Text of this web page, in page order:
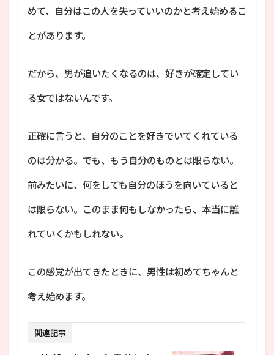
めて、自分はこの人を失っていいのかと考え始めるこ
とがあります。
だから、男が追いたくなるのは、好きが確定してい
る女ではないんです。
正確に言うと、自分のことを好きでいてくれている
のは分かる。でも、もう自分のものとは限らない。
前みたいに、何をしても自分のほうを向いていると
は限らない。このまま何もしなかったら、本当に離
れていくかもしれない。
この感覚が出てきたときに、男性は初めてちゃんと
考え始めます。
関連記事